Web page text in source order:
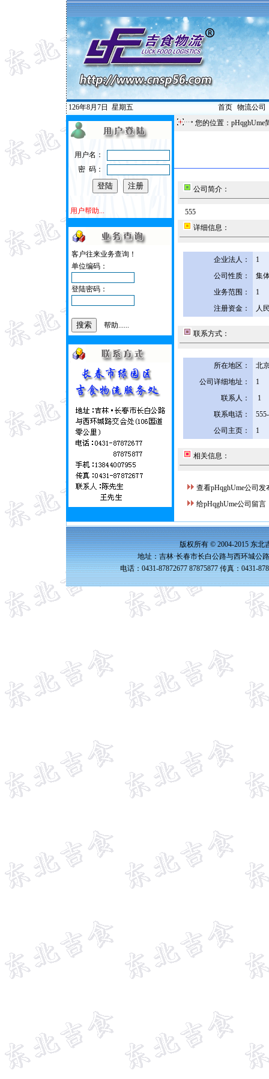
126年8月7日 星期五 首页| 物流公司
用户名：
密 码：
用户帮助...
客户往来业务查询！
单位编码：
登陆密码：
帮助......
您的位置：pHqghUme
公司简介：
555
详细信息：
企业法人：
1
公司性质：
集
业务范围：
1
注册资金：
人
联系方式：
所在地区：
北
公司详细地址：
1
联系人：
1
联系电话：
公司主页：
1
相关信息：
查看pHqghUme公司发
给pHqghUme公司留言
版权所有 © 2004-2015 东北
地址：吉林·长春市长白公路与西环城公
电话：0431-87872677 87875877 传真：0431-